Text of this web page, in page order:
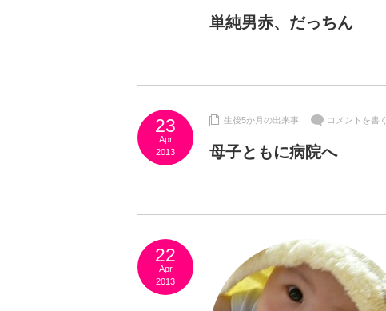
単純男赤、だっちん
23
Apr
2013
生後5か月の出来事 コメントを書く
母子ともに病院へ
22
Apr
2013